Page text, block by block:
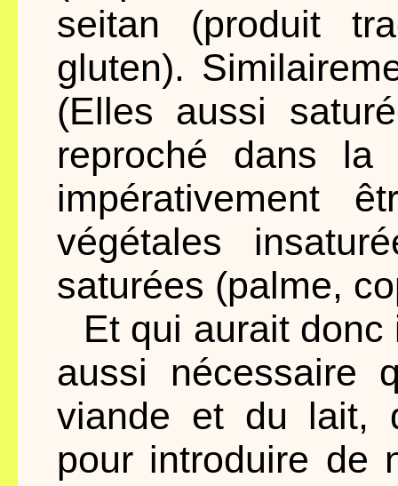
seitan (produit
gluten).
(Elles aussi
reproché dans la
impérativement
végétales
saturées (palme,
Et qui aurait
aussi nécessaire
viande et du lait,
pour introduire de